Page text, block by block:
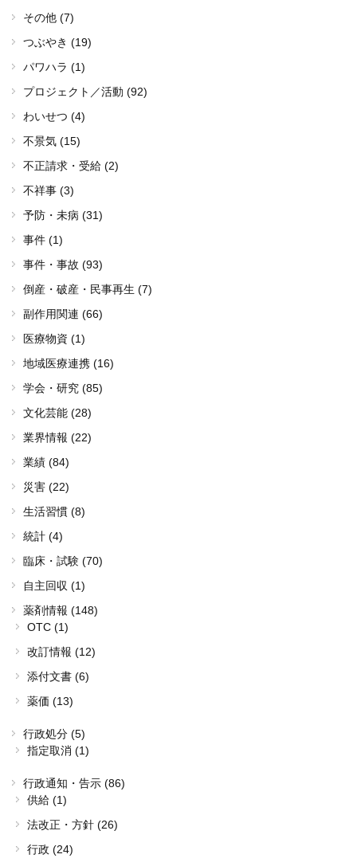
その他 (7)
つぶやき (19)
パワハラ (1)
プロジェクト／活動 (92)
わいせつ (4)
不景気 (15)
不正請求・受給 (2)
不祥事 (3)
予防・未病 (31)
事件 (1)
事件・事故 (93)
倒産・破産・民事再生 (7)
副作用関連 (66)
医療物資 (1)
地域医療連携 (16)
学会・研究 (85)
文化芸能 (28)
業界情報 (22)
業績 (84)
災害 (22)
生活習慣 (8)
統計 (4)
臨床・試験 (70)
自主回収 (1)
薬剤情報 (148)
OTC (1)
改訂情報 (12)
添付文書 (6)
薬価 (13)
行政処分 (5)
指定取消 (1)
行政通知・告示 (86)
供給 (1)
法改正・方針 (26)
行政 (24)